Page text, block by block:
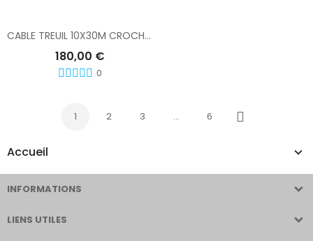
Accueil
CABLE TREUIL 10X30M CROCHET LINGUE
180,00 €
0
1 2 3 … 6
Suivant
INFORMATIONS
LIENS UTILES